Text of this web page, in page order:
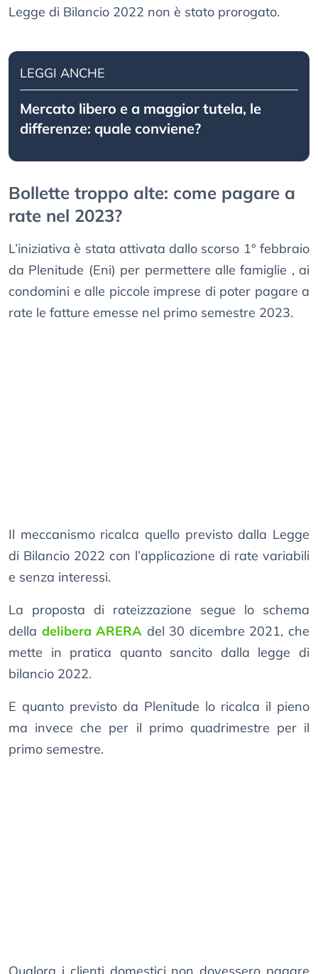
Legge di Bilancio 2022 non è stato prorogato.
LEGGI ANCHE
Mercato libero e a maggior tutela, le
differenze: quale conviene?
Bollette troppo alte: come pagare a
rate nel 2023?
L’iniziativa è stata attivata dallo scorso 1° febbraio
da Plenitude (Eni) per permettere alle famiglie , ai
condomini e alle piccole imprese di poter pagare a
rate le fatture emesse nel primo semestre 2023.
Il meccanismo ricalca quello previsto dalla Legge
di Bilancio 2022 con l’applicazione di rate variabili
e senza interessi.
La proposta di rateizzazione segue lo schema
della delibera ARERA del 30 dicembre 2021, che
mette in pratica quanto sancito dalla legge di
bilancio 2022.
E quanto previsto da Plenitude lo ricalca il pieno
ma invece che per il primo quadrimestre per il
primo semestre.